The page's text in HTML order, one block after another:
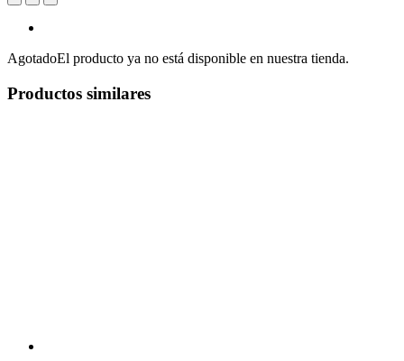
AgotadoEl producto ya no está disponible en nuestra tienda.
Productos similares